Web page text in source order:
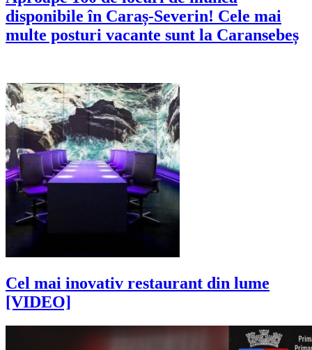
disponibile în Caraș-Severin! Cele mai
multe posturi vacante sunt la Caransebeș
Cel mai inovativ restaurant din lume
[VIDEO]